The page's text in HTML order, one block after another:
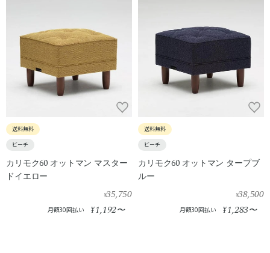
送料無料
ビーチ
カリモク60 オットマン マスター
ドイエロー
¥35,750
月額30回払い ¥1,192〜
送料無料
ビーチ
カリモク60 オットマン タープブ
ルー
¥38,500
月額30回払い ¥1,283〜